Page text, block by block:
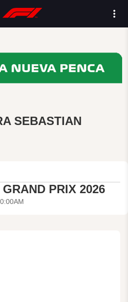
SEBASTIAN
PRIX 2026